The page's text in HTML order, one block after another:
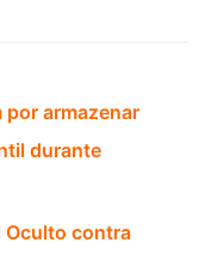
por armazenar
durante
Oculto contra